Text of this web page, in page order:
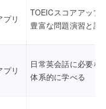
プリ
TOEICスコアアップ
豊富な問題演習と講
プリ
日常英会話に必要な
体系的に学べる